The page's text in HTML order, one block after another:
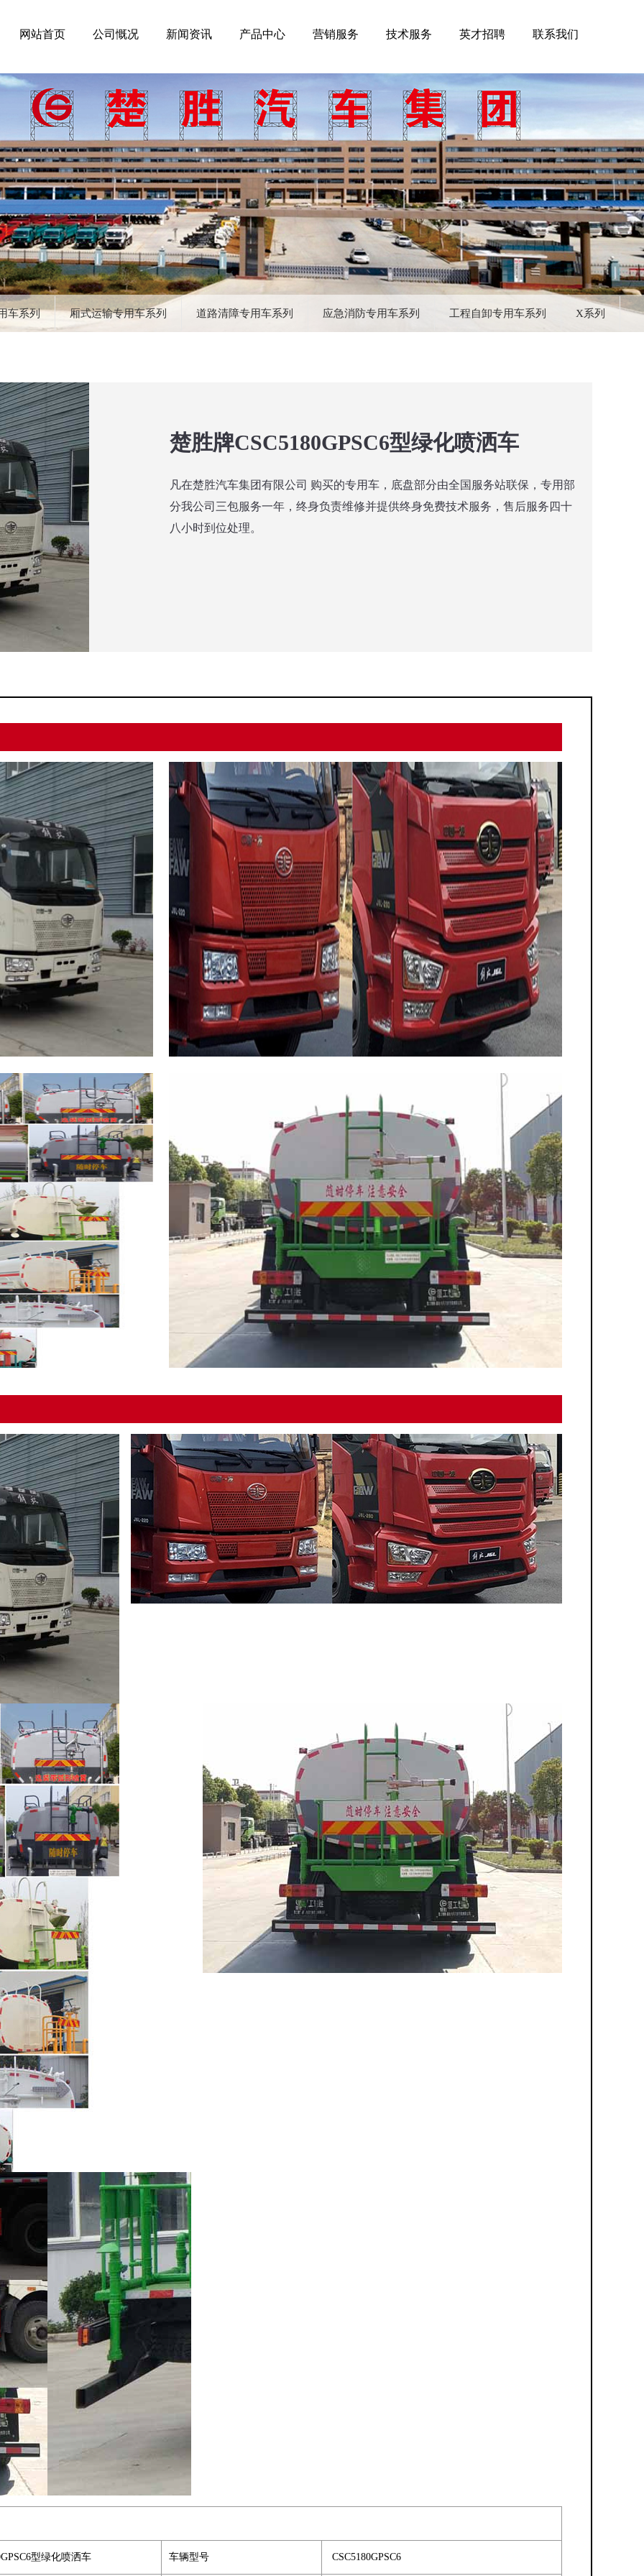
网站首页 公司慨况 新闻资讯 产品中心 营销服务 技术服务 英才招聘 联系我们
车系列 厢式运输专用车系列 道路清障专用车系列 应急消防专用车系列 工程自卸专用车系列 X系列
楚胜牌CSC5180GPSC6型绿化喷洒车
凡在楚胜汽车集团有限公司 购买的专用车，底盘部分由全国服务站联保，专用部
分我公司三包服务一年，终身负责维修并提供终身免费技术服务，售后服务四十
八小时到位处理。
型绿化喷洒车 车辆型号 CSC5180GPSC6